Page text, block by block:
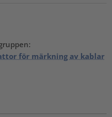
för märkning av kablar